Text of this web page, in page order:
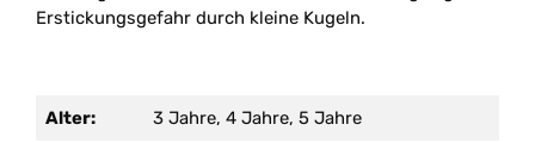
Erstickungsgefahr durch kleine Kugeln.
Alter: 3 Jahre, 4 Jahre, 5 Jahre